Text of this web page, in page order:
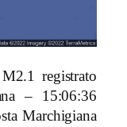
registrato
– 15:06:36
Marchigiana